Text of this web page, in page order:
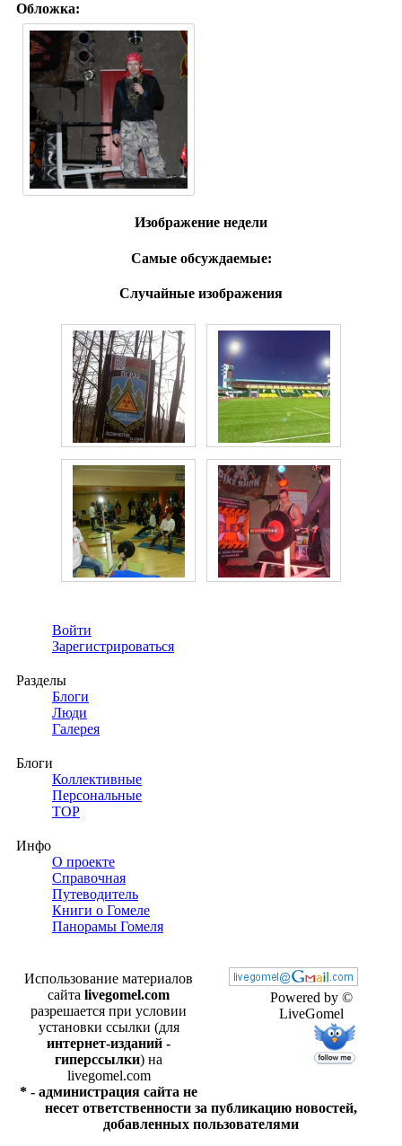
Обложка:
Изображение недели
Самые обсуждаемые:
Случайные изображения
Войти
Зарегистрироваться
Разделы
Блоги
Люди
Галерея
Блоги
Коллективные
Персональные
TOP
Инфо
О проекте
Справочная
Путеводитель
Книги о Гомеле
Панорамы Гомеля
Powered by ©
LiveGomel
Использование материалов
сайта livegomel.com
разрешается при условии
установки ссылки (для
интернет-изданий -
гиперссылки) на
livegomel.com
* - администрация сайта не
несет ответственности за публикацию новостей,
добавленных пользователями